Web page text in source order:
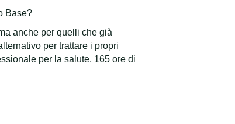
Base?
anche per quelli che già
per trattare i propri
per la salute, 165 ore di